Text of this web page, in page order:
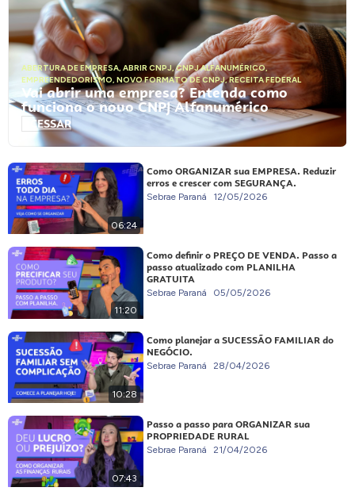
ABERTURA DE EMPRESA, ABRIR CNPJ,CNPJ ALFANUMÉRICO,
EMPREENDEDORISMO, NOVO FORMATO DE CNPJ,RECEITA FEDERAL
Vai abrir uma empresa? Entenda como
funciona o novo CNPJ Alfanumérico
ACESSAR
06:24
Como ORGANIZAR sua EMPRESA. Reduzir
erros e crescer com SEGURANÇA.
Sebrae Paraná 12/05/2026
11:20
Como definir o PREÇO DE VENDA. Passo a
passo atualizado com PLANILHA
GRATUITA
Sebrae Paraná 05/05/2026
10:28
Como planejar a SUCESSÃO FAMILIAR do
NEGÓCIO.
Sebrae Paraná 28/04/2026
07:43
Passo a passo para ORGANIZAR sua
PROPRIEDADE RURAL
Sebrae Paraná 21/04/2026